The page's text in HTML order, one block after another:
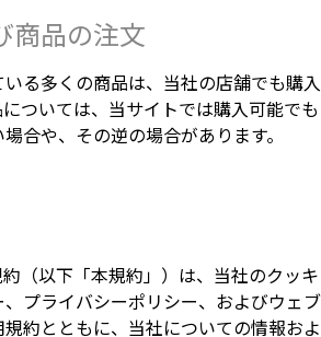
商品の注文
る多くの商品は、当社の店舗でも購入
ついては、当サイトでは購入可能でも
合や、その逆の場合があります。
（以下「本規約」）は、当社のクッキ
プライバシーポリシー、およびウェブ
約とともに、当社についての情報およ